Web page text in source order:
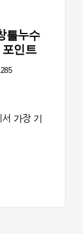
틀누수
포인트
가장 기